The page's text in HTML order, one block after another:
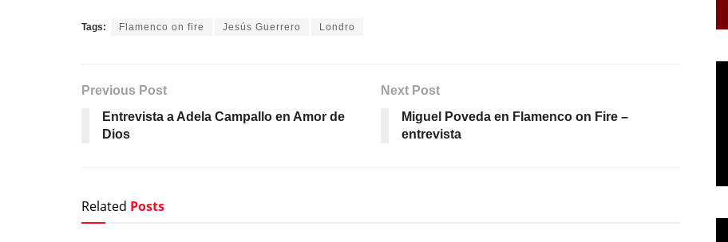
Tags: Flamenco on fire Jesús Guerrero Londro
Previous Post
Entrevista a Adela Campallo en Amor de
Dios
Next Post
Miguel Poveda en Flamenco on Fire –
entrevista
Related Posts